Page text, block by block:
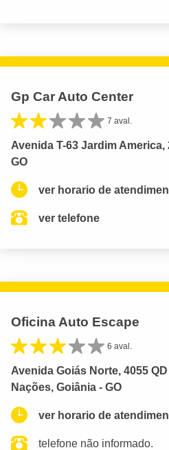
Gp Car Auto Center
7 aval.
Avenida T-63 Jardim America,
GO
ver horario de
ver telefone
Oficina Auto Escape
6 aval.
Avenida Goiás Norte, 4055
Nações, Goiânia - GO
ver horario de
telefone não informado.